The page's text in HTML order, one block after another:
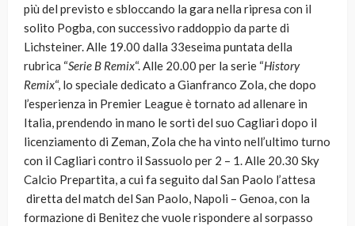
più del previsto e sbloccando la gara nella ripresa con il
solito Pogba, con successivo raddoppio da parte di
Lichsteiner. Alle 19.00 dalla 33eseima puntata della
rubrica “Serie B Remix“. Alle 20.00 per la serie “History
Remix“, lo speciale dedicato a Gianfranco Zola, che dopo
l’esperienza in Premier League è tornato ad allenare in
Italia, prendendo in mano le sorti del suo Cagliari dopo il
licenziamento di Zeman, Zola che ha vinto nell’ultimo turno
con il Cagliari contro il Sassuolo per 2 – 1. Alle 20.30 Sky
Calcio Prepartita, a cui fa seguito dal San Paolo l’attesa
diretta del match del San Paolo, Napoli – Genoa, con la
formazione di Benitez che vuole rispondere al sorpasso